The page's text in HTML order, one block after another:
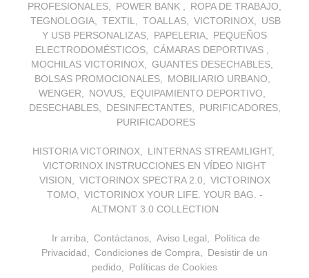
PROFESIONALES
POWER BANK
ROPA DE TRABAJO
TEGNOLOGIA
TEXTIL TOALLAS VICTORINOX
USB
Y USB PERSONALIZAS
PAPELERIA
PEQUEÑOS
ELECTRODOMÉSTICOS
CÁMARAS DEPORTIVAS
MOCHILAS VICTORINOX
GUANTES DESECHABLES
BOLSAS PROMOCIONALES
MOBILIARIO URBANO
WENGER
NOVUS
EQUIPAMIENTO DEPORTIVO
DESECHABLES
DESINFECTANTES
PURIFICADORES
PURIFICADORES
HISTORIA VICTORINOX
LINTERNAS STREAMLIGHT
VICTORINOX INSTRUCCIONES EN VÍDEO NIGHT
VISION
VICTORINOX SPECTRA 2.0
VICTORINOX
TOMO
VICTORINOX YOUR LIFE. YOUR BAG. -
ALTMONT 3.0 COLLECTION
Ir arriba Contáctanos Aviso Legal
Política de
Privacidad
Condiciones de Compra
Desistir de un
pedido
Políticas de Cookies